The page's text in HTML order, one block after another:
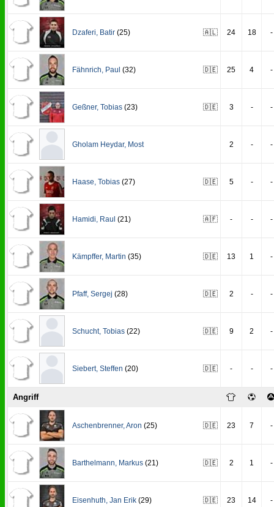
Dzaferi, Batir (25) 🇦🇱 24 18 -
Fähnrich, Paul (32) 🇩🇪 25 4 -
Geßner, Tobias (23) 🇩🇪 3 - -
Gholam Heydar, Most 2 - -
Haase, Tobias (27) 🇩🇪 5 - -
Hamidi, Raul (21) 🇦🇫 - - -
Kämpffer, Martin (35) 🇩🇪 13 1 -
Pfaff, Sergej (28) 🇩🇪 2 - -
Schucht, Tobias (22) 🇩🇪 9 2 -
Siebert, Steffen (20) 🇩🇪 - - -
Angriff
Aschenbrenner,Aron (25) 🇩🇪 23 7 -
Barthelmann, Markus (21) 🇩🇪 2 1 -
Eisenhuth, Jan Erik (29) 🇩🇪 23 14 -